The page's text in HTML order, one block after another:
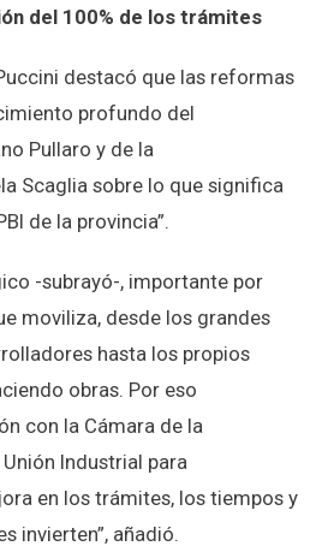
del 100% de los trámites
destacó que las reformas
profundo del
Pullaro y de la
Scaglia sobre lo que significa
de la provincia”.
-subrayó-, importante por
moviliza, desde los grandes
hasta los propios
obras. Por eso
con la Cámara de la
Industrial para
en los trámites, los tiempos y
invierten”, añadió.